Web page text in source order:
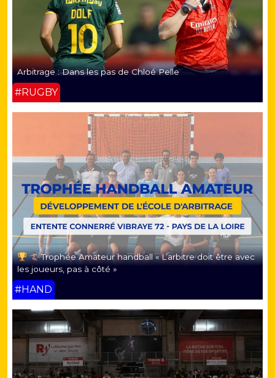
Arbitrage : Dans les pas de Chloé Pelle
#RUGBY
Trophée Amateur handball « L’arbitre doit être avec
les joueurs, pas à côté »
#HAND